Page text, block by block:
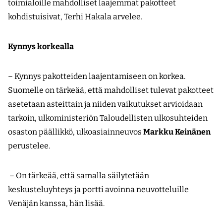
toimialoille mahdolliset laajemmat pakotteet
kohdistuisivat, Terhi Hakala arvelee.
Kynnys korkealla
– Kynnys pakotteiden laajentamiseen on korkea.
Suomelle on tärkeää, että mahdolliset tulevat pakotteet
asetetaan asteittain ja niiden vaikutukset arvioidaan
tarkoin, ulkoministeriön Taloudellisten ulkosuhteiden
osaston päällikkö, ulkoasiain­neuvos Markku Keinänen
perustelee.
– On tärkeää, että samalla säilytetään
keskusteluyhteys ja portti avoinna neuvotteluille
Venäjän kanssa, hän lisää.